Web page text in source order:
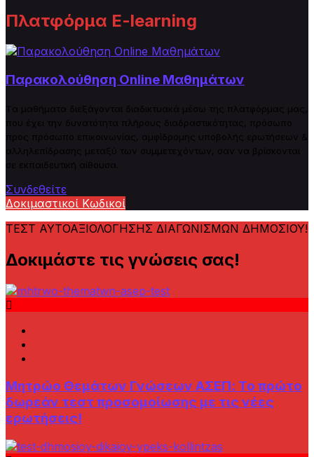
Πλατφόρμα E-learning
Παρακολούθηση Online Μαθημάτων
Tα μαθήματα διεξάγονται διαδικτυακά μέσω της πλατφόρμας μας,
που έχει την δυνατότητα πλήρους διαδραστικότητας, πρόσωπο
προς πρόσωπο επικοινωνίας, αμφίδρομης υποβολής ερωτήσεων &
αλληλεπίδρασης μεταξύ των συμμετεχόντων, σαν να βρίσκονται
σε εκπαιδευτική αίθουσα.
Συνδεθείτε
Δοκιμαστικοί Κωδικοί
ΤΕΣΤ ΑΥΤΟΑΞΙΟΛΟΓΗΣΗΣ ΔΙΑΓΩΝΙΣΜΩΝ ΔΗΜΟΣΙΟΥ!
Δοκιμάστε τις γνώσεις σας!
Μητρώο Θεμάτων Γνώσεων AΣΕΠ: Το πρώτο
δωρεάν τεστ προσομοίωσης με τις νέες
ερωτήσεις!